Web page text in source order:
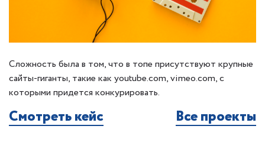
Сложность была в том, что в топе присутствуют крупные
сайты-гиганты, такие как youtube.com, vimeo.com, с
которыми придется конкурировать.
Смотреть кейс Все проекты